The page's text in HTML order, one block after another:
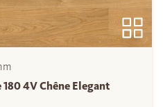
4V Chêne Elegant